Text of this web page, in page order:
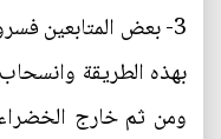
3- بعض المتابعين
بهذه الطريقة
ومن ثم خارج